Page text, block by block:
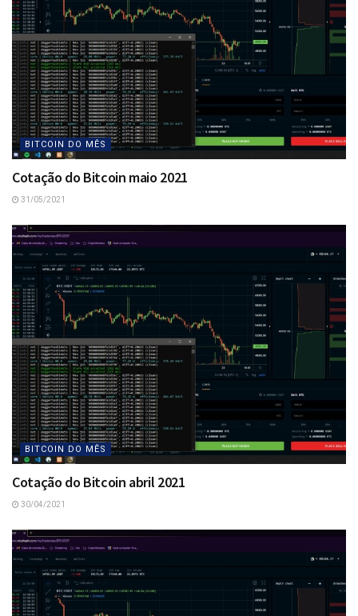
BITCOIN DO MÊS
Cotação do Bitcoin maio 2021
31/05/2021
BITCOIN DO MÊS
Cotação do Bitcoin abril 2021
30/04/2021